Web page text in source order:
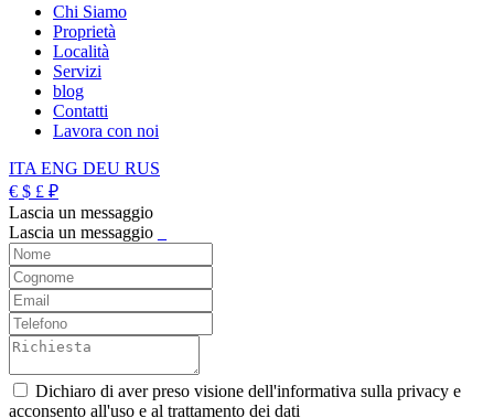
Chi Siamo
Proprietà
Località
Servizi
blog
Contatti
Lavora con noi
ITA ENG DEU RUS
€ $ £ ₽
Lascia un messaggio
Lascia un messaggio
Dichiaro di aver preso visione dell'informativa sulla privacy e
acconsento all'uso e al trattamento dei dati